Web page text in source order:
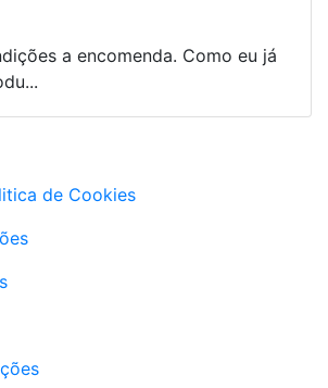
a encomenda. Como eu já
de Cookies